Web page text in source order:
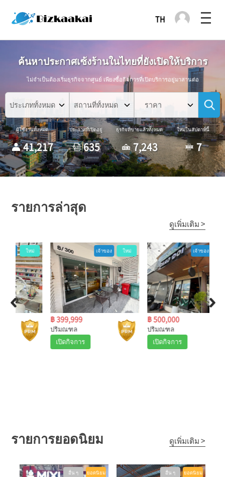
ค้นหาประกาศเซ้งร้านในไทยที่ยังเปิดให้บริการ
ไม่จำเป็นต้องเริ่มธุรกิจจากศูนย์ เพียงซื้อกิจการที่เปิดบริการอยู่มาสานต่อ
ราคา
ผู้ใช้งานทั้งหมด
41,217
ประกาศที่เปิดอยู่
635
ธุรกิจที่ขายแล้วทั้งหมด
7,243
ใหม่ในสัปดาห์นี้
7
รายการล่าสุด
ดูเพิ่มเติม >
เจ้าของ ใหม่
฿ 399,999
ปริมณฑล
เปิดกิจการ
เจ้าของ ใหม่
฿ 500,000
ปริมณฑล
เปิดกิจการ
รายการยอดนิยม ดูเพิ่มเติม >
อื่น ๆ ยอดนิยม อื่น ๆ ยอดนิยม